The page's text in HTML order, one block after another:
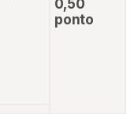
0,50
ponto